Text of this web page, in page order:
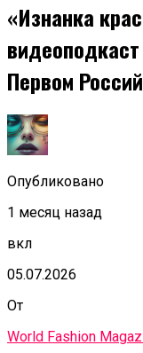
«Изнанка
Первом
Опубликовано
1 месяц назад
вкл
05.07.2026
От
World Fashion